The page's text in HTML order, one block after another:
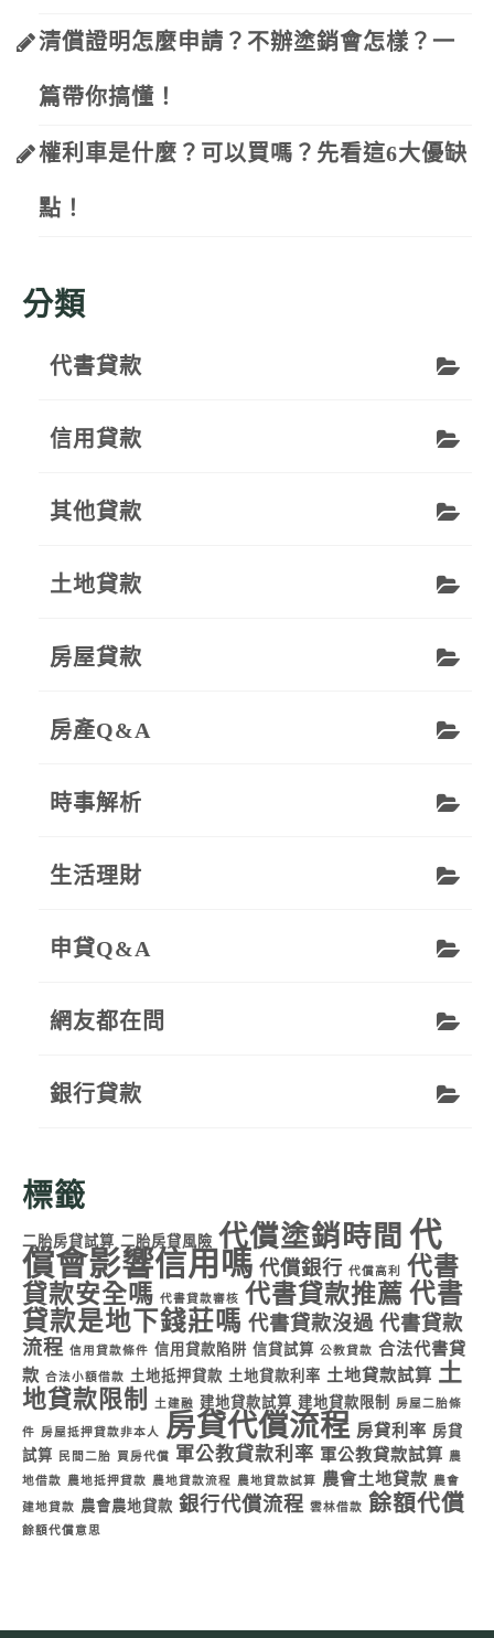
清償證明怎麼申請？不辦塗銷會怎樣？一
篇帶你搞懂！
權利車是什麼？可以買嗎？先看這6大優缺
點！
分類
代書貸款
信用貸款
其他貸款
土地貸款
房屋貸款
房產Q&A
時事解析
生活理財
申貸Q&A
網友都在問
銀行貸款
標籤
二胎房貸試算 二胎房貸風險 代償塗銷時間 代
償會影響信用嗎 代償銀行 代償高利
代書
貸款安全嗎 代書貸款審核 代書貸款推薦 代書
貸款是地下錢莊嗎 代書貸款沒過 代書貸款
流程 信用貸款條件 信用貸款陷阱 信貸試算 公教貸款 合法代書貸
款 合法小額借款 土地抵押貸款 土地貸款利率 土地貸款試算 土
地貸款限制
土建融 建地貸款試算 建地貸款限制 房屋二胎條
件 房屋抵押貸款非本人 房貸代償流程 房貸利率 房貸
試算
民間二胎 買房代償 軍公教貸款利率 軍公教貸款試算
農
地借款
農地抵押貸款 農地貸款流程 農地貸款試算 農會土地貸款 農會
建地貸款 農會農地貸款 銀行代償流程 雲林借款 餘額代償
餘額代償意思